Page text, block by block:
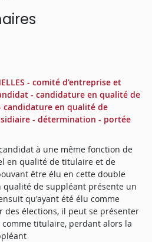
- comité d'entreprise et
- candidature en qualité de
en qualité de
- détermination - portée
à une même fonction de
en qualité de titulaire et de
être élu en cette double
de suppléant présente un
qu'ayant été élu comme
élections, il peut se présenter
titulaire, perdant alors la